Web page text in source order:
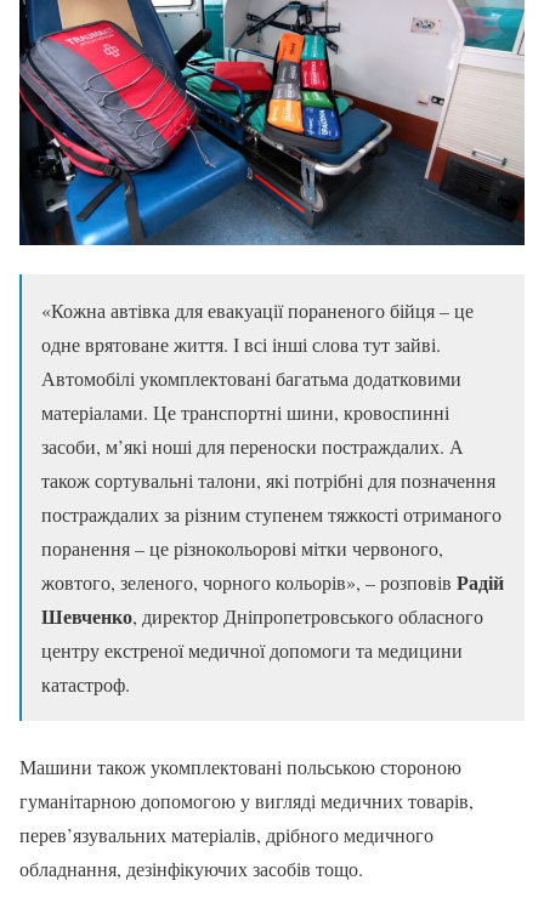
«Кожна автівка для евакуації пораненого бійця – це
одне врятоване життя. І всі інші слова тут зайві.
Автомобілі укомплектовані багатьма додатковими
матеріалами. Це транспортні шини, кровоспинні
засоби, м’які ноші для переноски постраждалих. А
також сортувальні талони, які потрібні для позначення
постраждалих за різним ступенем тяжкості отриманого
поранення – це різнокольорові мітки червоного,
жовтого, зеленого, чорного кольорів», – розповів Радій
Шевченко, директор Дніпропетровського обласного
центру екстреної медичної допомоги та медицини
катастроф.
Машини також укомплектовані польською стороною
гуманітарною допомогою у вигляді медичних товарів,
перев’язувальних матеріалів, дрібного медичного
обладнання, дезінфікуючих засобів тощо.